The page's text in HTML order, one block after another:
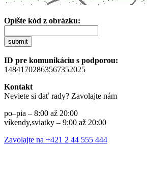
Opíšte kód z obrázku:
submit
ID pre komunikáciu s podporou:
14841702863567352025
Kontakt
Neviete si dať rady? Zavolajte nám
po–pia – 8:00 až 20:00
víkendy,sviatky – 9:00 až 20:00
Zavolajte na +421 2 44 555 444